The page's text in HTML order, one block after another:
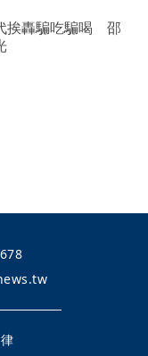
挨轟騙吃騙喝 邵